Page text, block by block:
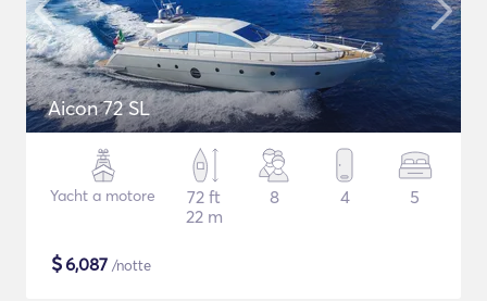
Aicon 72 SL
Yacht a motore
72 ft
22 m
8 4 5
$6,087 /notte